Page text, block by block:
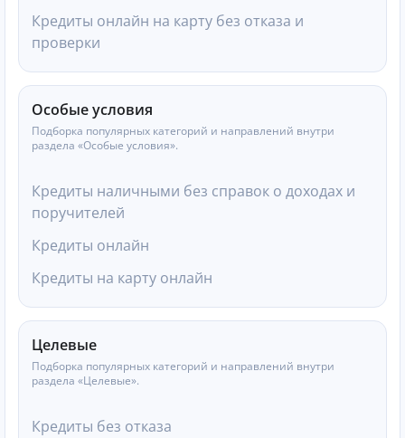
Кредиты онлайн на карту без отказа и
проверки
Особые условия
Подборка популярных категорий и направлений внутри
раздела «Особые условия».
Кредиты наличными без справок о доходах и
поручителей
Кредиты онлайн
Кредиты на карту онлайн
Целевые
Подборка популярных категорий и направлений внутри
раздела «Целевые».
Кредиты без отказа